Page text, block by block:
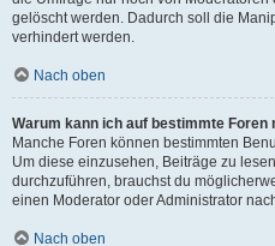
gelöscht werden. Dadurch soll die
verhindert werden.
Nach oben
Warum kann ich auf bestimmte Foren
Manche Foren können bestimmten
Um diese einzusehen, Beiträge zu
durchzuführen, brauchst du
einen Moderator oder Administrator
Nach oben